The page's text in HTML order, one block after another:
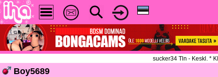
sucker34 Tln - Keskl. *
Boy5689